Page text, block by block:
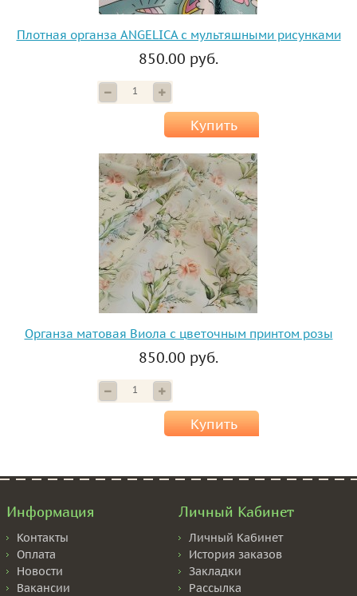
Плотная органза ANGELICA с мультяшными рисунками
850.00 руб.
Купить
Органза матовая Виола с цветочным принтом розы
850.00 руб.
Купить
Информация
Контакты
Оплата
Новости
Вакансии
Личный Кабинет
Личный Кабинет
История заказов
Закладки
Рассылка